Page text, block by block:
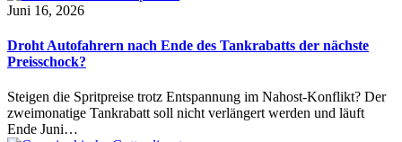
Juni 16, 2026
Droht Autofahrern nach Ende des Tankrabatts der nächste
Preisschock?
Steigen die Spritpreise trotz Entspannung im Nahost-Konflikt? Der
zweimonatige Tankrabatt soll nicht verlängert werden und läuft
Ende Juni…